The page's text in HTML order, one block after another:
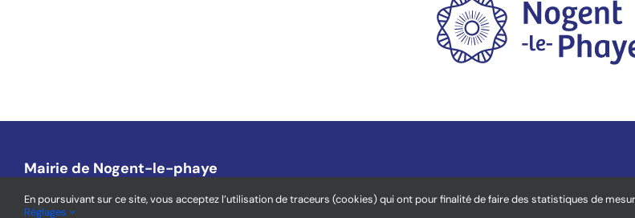
Mairie de Nogent-le-phaye
En poursuivant sur ce site, vous acceptez l’utilisation de traceurs (cookies) qui ont pour finalité de faire des statistiques de
Réglages